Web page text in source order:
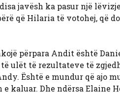
javësh ka pasur një
që Hilaria të votohej,
përpara Andit është
ulët të rezultateve të
Është e mundur që ajo
e kaluar. Dhe ndërsa Elaine